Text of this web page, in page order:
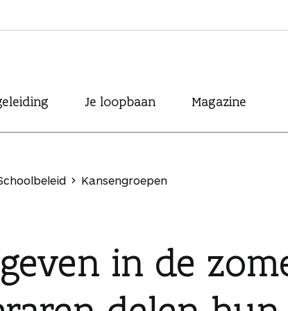
Je loopbaan Magazine
Kansengroepen
in de